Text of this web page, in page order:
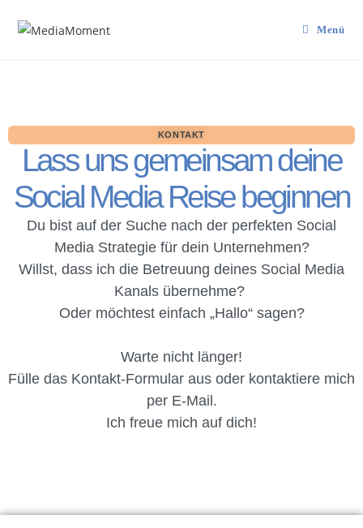
Menü
KONTAKT
Lass uns gemeinsam deine
Social Media Reise beginnen
Du bist auf der Suche nach der perfekten Social
Media Strategie für dein Unternehmen?
Willst, dass ich die Betreuung deines Social Media
Kanals übernehme?
Oder möchtest einfach „Hallo“ sagen?
Warte nicht länger!
Fülle das Kontakt-Formular aus oder kontaktiere mich
per E-Mail.
Ich freue mich auf dich!